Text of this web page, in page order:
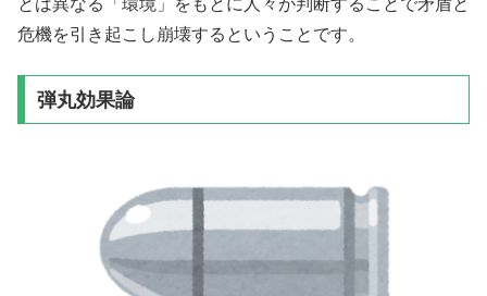
とは異なる「環境」をもとに人々が判断することで矛盾と
危機を引き起こし崩壊するということです。
弾丸効果論